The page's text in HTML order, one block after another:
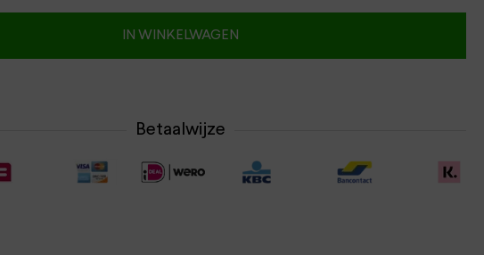
IN WINKELWAGEN
Betaalwijze